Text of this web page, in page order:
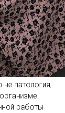
патология,
работы